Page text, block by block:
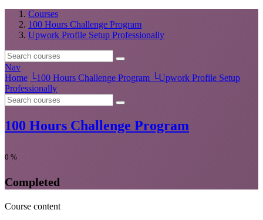
Courses
100 Hours Challenge Program
Upwork Profile Setup Professionally
Nav
Home └100 Hours Challenge Program └Upwork Profile Setup
Professionally
100 Hours Challenge Program
0 %
Completed
Course content